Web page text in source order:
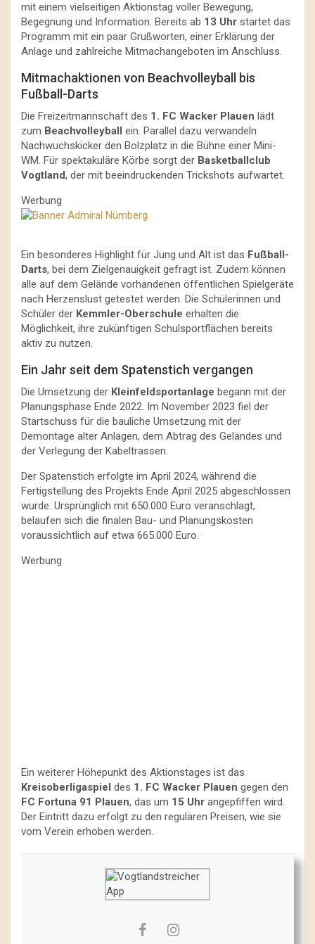
mit einem vielseitigen Aktionstag voller Bewegung,
Begegnung und Information. Bereits ab 13 Uhr startet das
Programm mit ein paar Grußworten, einer Erklärung der
Anlage und zahlreiche Mitmachangeboten im Anschluss.
Mitmachaktionen von Beachvolleyball bis
Fußball-Darts
Die Freizeitmannschaft des 1. FC Wacker Plauen lädt
zum Beachvolleyball ein. Parallel dazu verwandeln
Nachwuchskicker den Bolzplatz in die Bühne einer Mini-
WM. Für spektakuläre Körbe sorgt der Basketballclub
Vogtland, der mit beeindruckenden Trickshots aufwartet.
Werbung
Ein besonderes Highlight für Jung und Alt ist das Fußball-
Darts, bei dem Zielgenauigkeit gefragt ist. Zudem können
alle auf dem Gelände vorhandenen öffentlichen Spielgeräte
nach Herzenslust getestet werden. Die Schülerinnen und
Schüler der Kemmler-Oberschule erhalten die
Möglichkeit, ihre zukünftigen Schulsportflächen bereits
aktiv zu nutzen.
Ein Jahr seit dem Spatenstich vergangen
Die Umsetzung der Kleinfeldsportanlage begann mit der
Planungsphase Ende 2022. Im November 2023 fiel der
Startschuss für die bauliche Umsetzung mit der
Demontage alter Anlagen, dem Abtrag des Geländes und
der Verlegung der Kabeltrassen.
Der Spatenstich erfolgte im April 2024, während die
Fertigstellung des Projekts Ende April 2025 abgeschlossen
wurde. Ursprünglich mit 650.000 Euro veranschlagt,
belaufen sich die finalen Bau- und Planungskosten
voraussichtlich auf etwa 665.000 Euro.
Werbung
Ein weiterer Höhepunkt des Aktionstages ist das
Kreisoberligaspiel des 1. FC Wacker Plauen gegen den
FC Fortuna 91 Plauen, das um 15 Uhr angepfiffen wird.
Der Eintritt dazu erfolgt zu den regulären Preisen, wie sie
vom Verein erhoben werden.